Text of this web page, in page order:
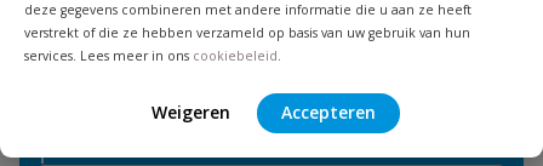
deze gegevens combineren met andere informatie die u aan ze heeft
verstrekt of die ze hebben verzameld op basis van uw gebruik van hun
services. Lees meer in ons cookiebeleid.
Weigeren Accepteren
NIEUWSBRIEF
Blijf op de hoogte van nieuwe
producten en leuke acties!